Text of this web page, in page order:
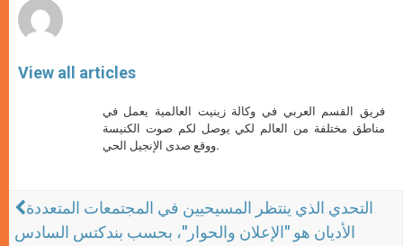
View all articles
فريق القسم العربي في وكالة زينيت العالمية يعمل في
مناطق مختلفة من العالم لكي يوصل لكم صوت الكنيسة
ووقع صدى الإنجيل الحي.
التحدي الذي ينتظر المسيحيين في المجتمعات المتعددة
الأديان هو "الإعلان والحوار"، بحسب بندكتس السادس